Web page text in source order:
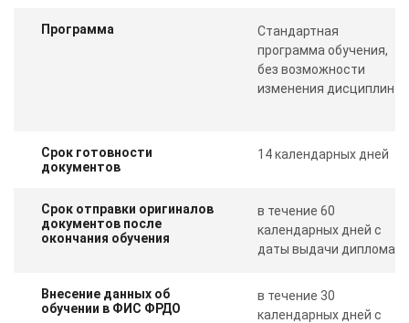
Программа
Стандартная
программа обучения,
без возможности
изменения дисциплин
Срок готовности
документов
14 календарных дней
Срок отправки оригиналов
документов после
окончания обучения
в течение 60
календарных дней с
даты выдачи диплома
Внесение данных об
обучении в ФИС ФРДО
в течение 30
календарных дней с